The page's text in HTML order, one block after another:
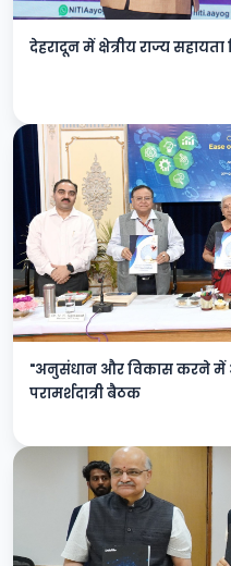
देहरादून में क्षेत्रीय राज्य
"अनुसंधान और विकास करने में
परामर्शदात्री बैठक